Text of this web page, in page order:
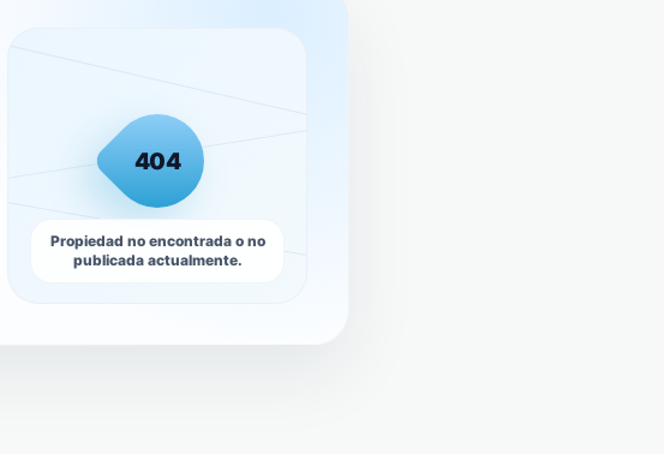
404
Propiedad no encontrada o no
publicada actualmente.